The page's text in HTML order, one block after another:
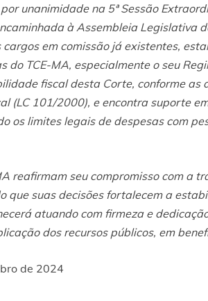
unanimidade na 5ª Sessão
à Assembleia Legislativa
em comissão já existentes,
do TCE-MA, especialmente o seu
fiscal desta Corte, conforme as
(LC 101/2000), e encontra suporte
os limites legais de despesas com
reafirmam seu compromisso com a
que suas decisões fortalecem a
atuando com firmeza e
dos recursos públicos, em
de 2024